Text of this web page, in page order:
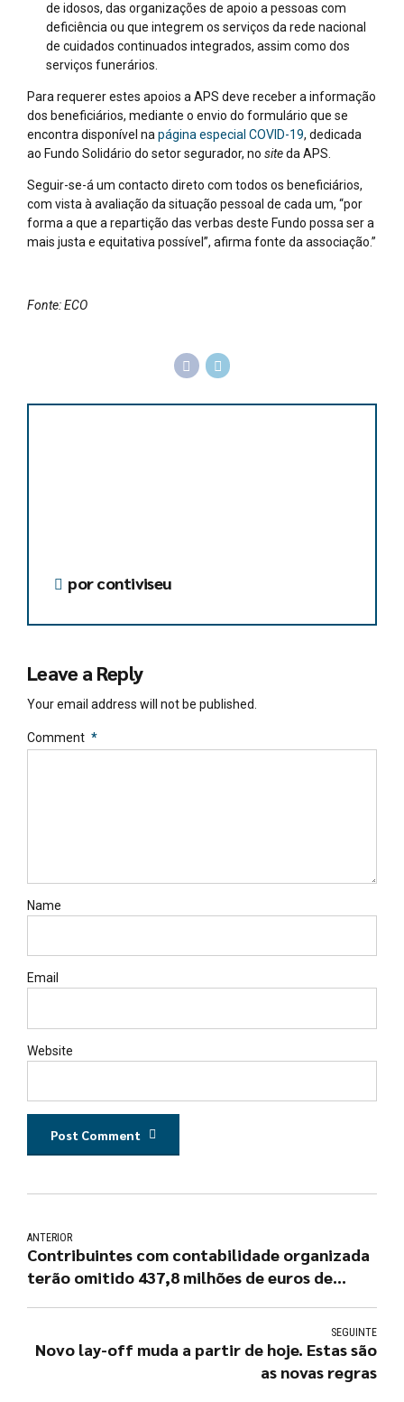
de idosos, das organizações de apoio a pessoas com
deficiência ou que integrem os serviços da rede nacional
de cuidados continuados integrados, assim como dos
serviços funerários.
Para requerer estes apoios a APS deve receber a informação
dos beneficiários, mediante o envio do formulário que se
encontra disponível na página especial COVID-19, dedicada
ao Fundo Solidário do setor segurador, no siteda APS.
Seguir-se-á um contacto direto com todos os beneficiários,
com vista à avaliação da situação pessoal de cada um, “por
forma a que a repartição das verbas deste Fundo possa ser a
mais justa e equitativa possível”, afirma fonte da associação.”
Fonte: ECO
por contiviseu
Leave a Reply
Your email address will not be published.
Comment *
Name
Email
Website
Post Comment
ANTERIOR
Contribuintes com contabilidade organizada
terão omitido 437,8 milhões de euros de
SEGUINTE
Novo lay-off muda a partir de hoje. Estas são
as novas regras